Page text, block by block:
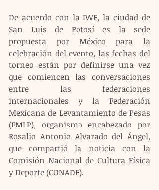
De acuerdo con la IWF, la ciudad de
San Luis de Potosí es la sede
propuesta por México para la
celebración del evento, las fechas del
torneo están por definirse una vez
que comiencen las conversaciones
entre las federaciones
internacionales y la Federación
Mexicana de Levantamiento de Pesas
(FMLP), organismo encabezado por
Rosalio Antonio Alvarado del Ángel,
que compartió la noticia con la
Comisión Nacional de Cultura Física
y Deporte (CONADE).